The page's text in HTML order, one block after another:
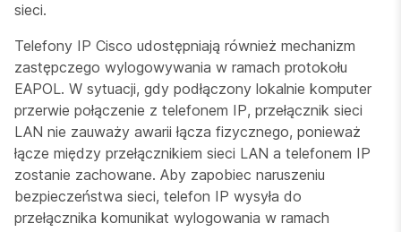
sieci.
Telefony IP Cisco udostępniają również mechanizm
zastępczego wylogowywania w ramach protokołu
EAPOL. W sytuacji, gdy podłączony lokalnie komputer
przerwie połączenie z telefonem IP, przełącznik sieci
LAN nie zauważy awarii łącza fizycznego, ponieważ
łącze między przełącznikiem sieci LAN a telefonem IP
zostanie zachowane. Aby zapobiec naruszeniu
bezpieczeństwa sieci, telefon IP wysyła do
przełącznika komunikat wylogowania w ramach